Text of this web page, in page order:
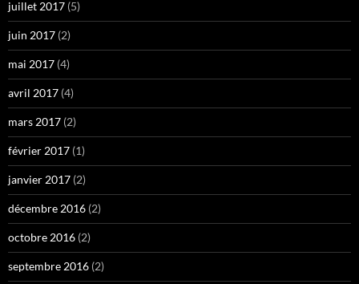
juillet 2017 (5)
juin 2017 (2)
mai 2017 (4)
avril 2017 (4)
mars 2017 (2)
février 2017 (1)
janvier 2017 (2)
décembre 2016 (2)
octobre 2016 (2)
septembre 2016 (2)